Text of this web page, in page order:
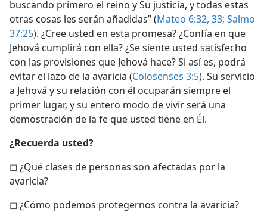
buscando primero el reino y Su justicia, y todas estas
otras cosas les serán añadidas” (Mateo 6:32, 33; Salmo
37:25). ¿Cree usted en esta promesa? ¿Confía en que
Jehová cumplirá con ella? ¿Se siente usted satisfecho
con las provisiones que Jehová hace? Si así es, podrá
evitar el lazo de la avaricia (Colosenses 3:5). Su servicio
a Jehová y su relación con él ocuparán siempre el
primer lugar, y su entero modo de vivir será una
demostración de la fe que usted tiene en Él.
¿Recuerda usted?
◻ ¿Qué clases de personas son afectadas por la
avaricia?
◻ ¿Cómo podemos protegernos contra la avaricia?